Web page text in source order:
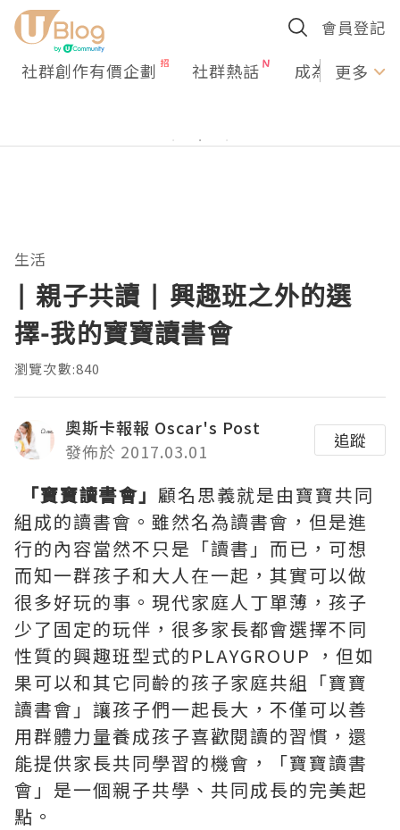
會員登記
社群創作有價企劃 社群熱話 成為U更多
生活
| 親子共讀 | 興趣班之外的選
擇-我的寶寶讀書會
瀏覽次數:840
奧斯卡報報 Oscar's Post
發佈於 2017.03.01
追蹤
「寶寶讀書會」 顧名思義就是由寶寶共同
組成的讀書會。雖然名為讀書會，但是進
行的內容當然不只是「讀書」而已，可想
而知一群孩子和大人在一起，其實可以做
很多好玩的事。現代家庭人丁單薄，孩子
少了固定的玩伴，很多家長都會選擇不同
性質的興趣班型式的PLAYGROUP ，但如
果可以和其它同齡的孩子家庭共組「寶寶
讀書會」讓孩子們一起長大，不僅可以善
用群體力量養成孩子喜歡閱讀的習慣，還
能提供家長共同學習的機會，「寶寶讀書
會」是一個親子共學、共同成長的完美起
點。